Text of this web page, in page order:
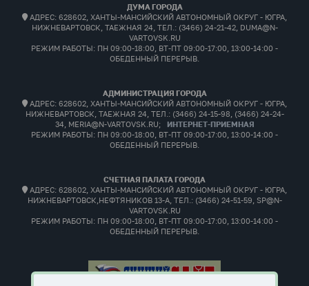
ДУМА ГОРОДА
АДРЕС: 628602, ХАНТЫ-МАНСИЙСКИЙ АВТОНОМНЫЙ ОКРУГ - ЮГРА,
НИЖНЕВАРТОВСК, ТАЕЖНАЯ 24, ТЕЛ.: (3466) 24-21-42, DUMA@N-
VARTOVSK.RU
РЕЖИМ РАБОТЫ: ПН 09:00-18:00, ВТ-ПТ 09:00-17:00, 13:00-14:00 -
ОБЕДЕННЫЙ ПЕРЕРЫВ.
АДМИНИСТРАЦИЯ ГОРОДА
АДРЕС: 628602, ХАНТЫ-МАНСИЙСКИЙ АВТОНОМНЫЙ ОКРУГ - ЮГРА,
НИЖНЕВАРТОВСК, ТАЕЖНАЯ 24, ТЕЛ.: (3466) 24-15-98, (3466) 24-24-
34, MERIA@N-VARTOVSK.RU;
ИНТЕРНЕТ-ПРИЕМНАЯ
РЕЖИМ РАБОТЫ: ПН 09:00-18:00, ВТ-ПТ 09:00-17:00, 13:00-14:00 -
ОБЕДЕННЫЙ ПЕРЕРЫВ.
СЧЕТНАЯ ПАЛАТА ГОРОДА
АДРЕС: 628602, ХАНТЫ-МАНСИЙСКИЙ АВТОНОМНЫЙ ОКРУГ - ЮГРА,
НИЖНЕВАРТОВСК,НЕФТЯНИКОВ 13-А, ТЕЛ.: (3466) 24-51-59, SP@N-
VARTOVSK.RU
РЕЖИМ РАБОТЫ: ПН 09:00-18:00, ВТ-ПТ 09:00-17:00, 13:00-14:00 -
ОБЕДЕННЫЙ ПЕРЕРЫВ.